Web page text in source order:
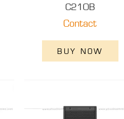
C210B
Contact
BUY NOW